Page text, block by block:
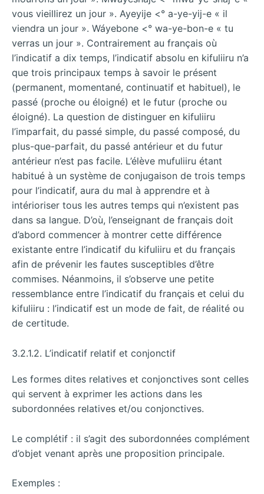
vous vieillirez un jour ». Ayeyije <° a-ye-yij-e « il
viendra un jour ». Wáyebone <° wa-ye-bon-e « tu
verras un jour ». Contrairement au français où
l’indicatif a dix temps, l’indicatif absolu en kifuliiru n’a
que trois principaux temps à savoir le présent
(permanent, momentané, continuatif et habituel), le
passé (proche ou éloigné) et le futur (proche ou
éloigné). La question de distinguer en kifuliiru
l’imparfait, du passé simple, du passé composé, du
plus-que-parfait, du passé antérieur et du futur
antérieur n’est pas facile. L’élève mufuliiru étant
habitué à un système de conjugaison de trois temps
pour l’indicatif, aura du mal à apprendre et à
intérioriser tous les autres temps qui n’existent pas
dans sa langue. D’où, l’enseignant de français doit
d’abord commencer à montrer cette différence
existante entre l’indicatif du kifuliiru et du français
afin de prévenir les fautes susceptibles d’être
commises. Néanmoins, il s’observe une petite
ressemblance entre l’indicatif du français et celui du
kifuliiru : l’indicatif est un mode de fait, de réalité ou
de certitude.
3.2.1.2. L’indicatif relatif et conjonctif
Les formes dites relatives et conjonctives sont celles
qui servent à exprimer les actions dans les
subordonnées relatives et/ou conjonctives.
Le complétif : il s’agit des subordonnées complément
d’objet venant après une proposition principale.
Exemples :